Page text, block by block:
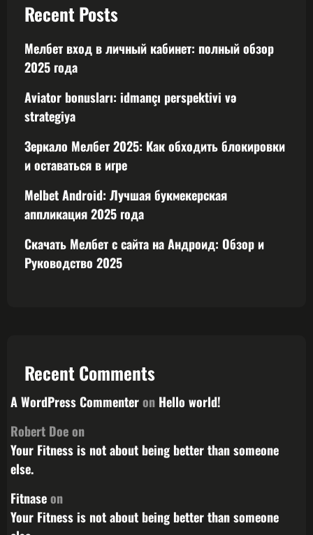
Recent Posts
Мелбет вход в личный кабинет: полный обзор
2025 года
Aviator bonusları: idmançı perspektivi və
strategiya
Зеркало Мелбет 2025: Как обходить блокировки
и оставаться в игре
Melbet Android: Лучшая букмекерская
аппликация 2025 года
Скачать Мелбет с сайта на Андроид: Обзор и
Руководство 2025
Recent Comments
A WordPress Commenteron Hello world!
Robert Doeon
Your Fitness is not about being better than someone
else.
Fitnaseon
Your Fitness is not about being better than someone